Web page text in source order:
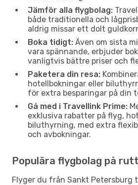
Jämför alla flygbolag:
både traditionella och
aldrig missar ett dolt
Boka tidigt: Även om sista
vara spännande, erbjuder
vanligtvis bättre priser och
Paketera din resa:
hotellbokningar eller
för extra besparingar på din
Gå med i Travellink Prime:
exklusiva rabatter på flyg,
biluthyrning, med extra
och avbokningar.
Populära flygbolag på
Flyger du från Sankt Petersburg